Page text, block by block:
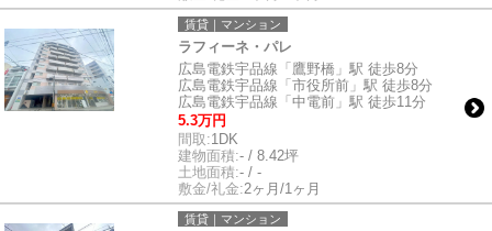
賃貸｜マンション
ラフィーネ・パレ
広島電鉄宇品線「鷹野橋」駅 徒歩8分
広島電鉄宇品線「市役所前」駅 徒歩8分
広島電鉄宇品線「中電前」駅 徒歩11分
5.3万円
間取:1DK
建物面積:- / 8.42坪
土地面積:- / -
敷金/礼金:2ヶ月/1ヶ月
賃貸｜マンション